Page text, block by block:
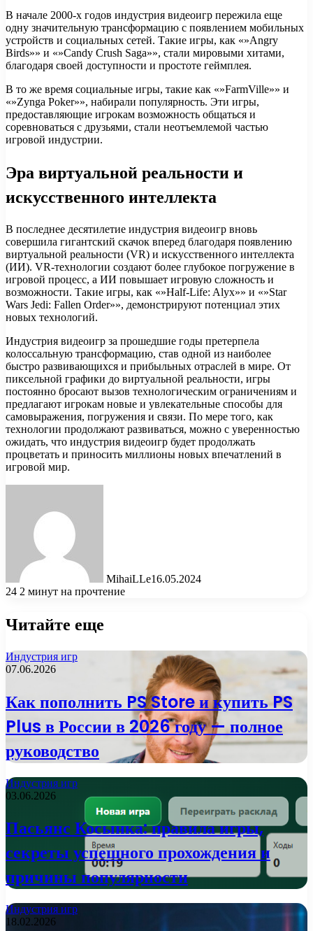
В начале 2000-х годов индустрия видеоигр пережила еще
одну значительную трансформацию с появлением мобильных
устройств и социальных сетей. Такие игры, как «»Angry
Birds»» и «»Candy Crush Saga»», стали мировыми хитами,
благодаря своей доступности и простоте геймплея.
В то же время социальные игры, такие как «»FarmVille»» и
«»Zynga Poker»», набирали популярность. Эти игры,
предоставляющие игрокам возможность общаться и
соревноваться с друзьями, стали неотъемлемой частью
игровой индустрии.
Эра виртуальной реальности и
искусственного интеллекта
В последнее десятилетие индустрия видеоигр вновь
совершила гигантский скачок вперед благодаря появлению
виртуальной реальности (VR) и искусственного интеллекта
(ИИ). VR-технологии создают более глубокое погружение в
игровой процесс, а ИИ повышает игровую сложность и
возможности. Такие игры, как «»Half-Life: Alyx»» и «»Star
Wars Jedi: Fallen Order»», демонстрируют потенциал этих
новых технологий.
Индустрия видеоигр за прошедшие годы претерпела
колоссальную трансформацию, став одной из наиболее
быстро развивающихся и прибыльных отраслей в мире. От
пиксельной графики до виртуальной реальности, игры
постоянно бросают вызов технологическим ограничениям и
предлагают игрокам новые и увлекательные способы для
самовыражения, погружения и связи. По мере того, как
технологии продолжают развиваться, можно с уверенностью
ожидать, что индустрия видеоигр будет продолжать
процветать и приносить миллионы новых впечатлений в
игровой мир.
MihaiLLe16.05.2024
24 2 минут на прочтение
Читайте еще
Индустрия игр
07.06.2026
Как пополнить PS Store и купить PS
Plus в России в 2026 году — полное
руководство
Индустрия игр
03.06.2026
Пасьянс Косынка: правила игры,
секреты успешного прохождения и
причины популярности
Индустрия игр
18.02.2026